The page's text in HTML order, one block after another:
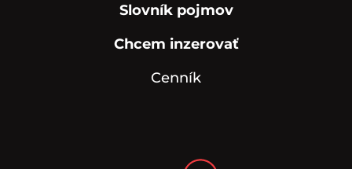
Slovník pojmov
Chcem inzerovať
Cenník